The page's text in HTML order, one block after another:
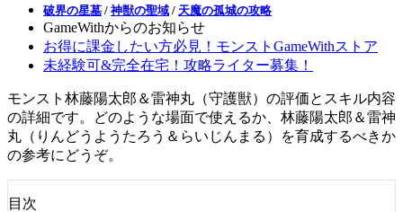
破界の星墓 / 神獣の聖域 / 天魔の孤城の攻略
GameWithからのお知らせ
お得に課金したい方必見！モンストGameWithストア
未経験可&完全在宅！攻略ライター募集！
モンスト林藤陽太郎＆雷神丸（守護獣）の評価とスキル内容
の詳細です。どのような場面で使えるか、林藤陽太郎＆雷神
丸（りんどうようたろう＆らいじんまる）を育成するべきか
の参考にどうぞ。
目次